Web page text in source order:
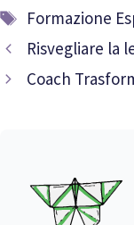
Tag
Formazione
Risvegliare la
Coach